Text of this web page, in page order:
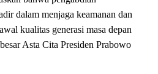
dalam menjaga keamanan dan
kualitas generasi masa depan
Asta Cita Presiden Prabowo